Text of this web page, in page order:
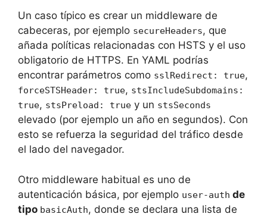
Un caso típico es crear un middleware de
cabeceras, por ejemplo secureHeaders, que
añada políticas relacionadas con HSTS y el uso
obligatorio de HTTPS. En YAML podrías
encontrar parámetros como sslRedirect: true,
forceSTSHeader: true, stsIncludeSubdomains:
true, stsPreload: true y un stsSeconds
elevado (por ejemplo un año en segundos). Con
esto se refuerza la seguridad del tráfico desde
el lado del navegador.
Otro middleware habitual es uno de
autenticación básica, por ejemplo user-auth de
tipo basicAuth, donde se declara una lista de